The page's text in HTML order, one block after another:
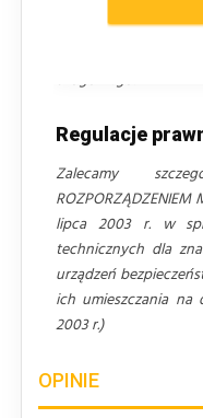
pryzmatycznej oraz
drogowego.
Regulacje
Zalecamy
ROZPORZĄDZENIEM
lipca 2003 r. w
technicznych dla
urządzeń
ich umieszczania
2003 r.)
OPINIE